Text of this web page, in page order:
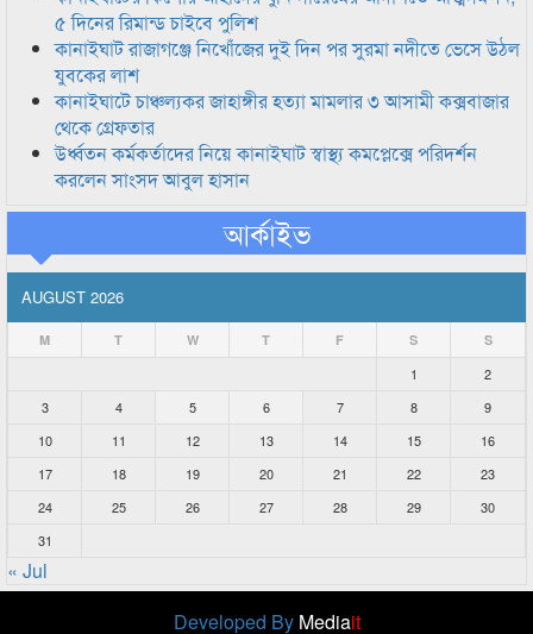
৫ দিনের রিমান্ড চাইবে পুলিশ
কানাইঘাট রাজাগঞ্জে নিখোঁজের দুই দিন পর সুরমা নদীতে ভেসে উঠল
যুবকের লাশ
কানাইঘাটে চাঞ্চল্যকর জাহাঙ্গীর হত্যা মামলার ৩ আসামী কক্সবাজার
থেকে গ্রেফতার
উর্ধ্বতন কর্মকর্তাদের নিয়ে কানাইঘাট স্বাস্থ্য কমপ্লেক্সে পরিদর্শন
করলেন সাংসদ আবুল হাসান
আর্কাইভ
AUGUST 2026
M T W T F S S
1
2
3
4 5 6 7 8
9
10
11 12 13 14 15
16
17
18 19 20 21 22
23
24
25 26 27 28 29
30
31
« Jul
Developed By Mediait